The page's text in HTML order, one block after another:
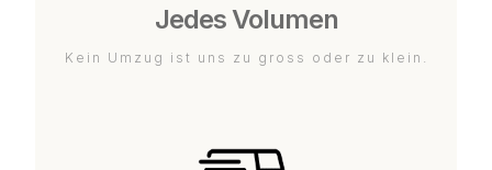
Jedes Volumen
Kein Umzug ist uns zu gross oder zu klein.